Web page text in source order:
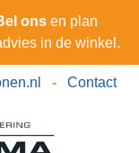
ons en plan
in de winkel.
- Contact